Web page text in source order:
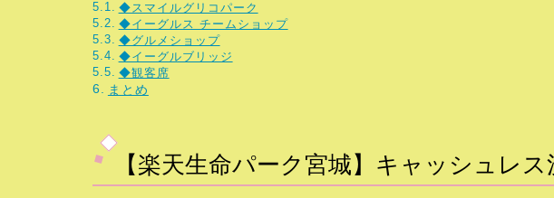
◆スマイルグリコパーク
◆イーグルス チームショップ
◆グルメショップ
◆イーグルブリッジ
◆観客席
まとめ
【楽天生命パーク宮城】キャッシュレ